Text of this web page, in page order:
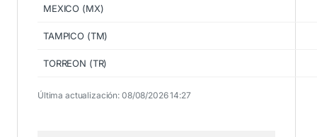
MEXICO (MX)
TAMPICO (TM)
TORREON (TR)
Última actualización: 08/08/2026 14:27